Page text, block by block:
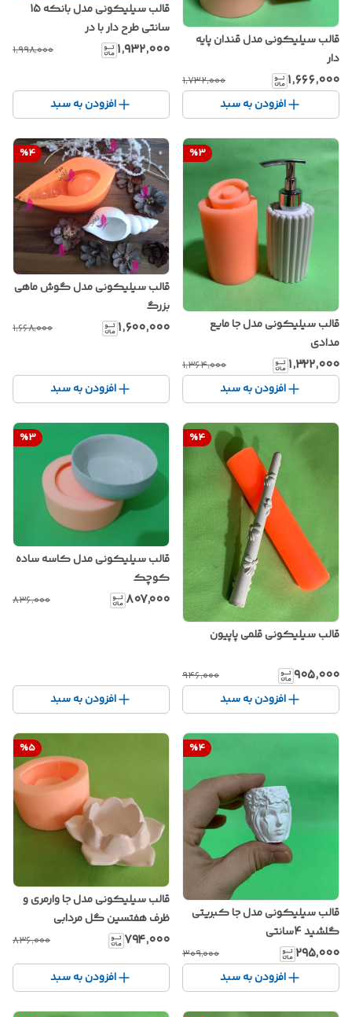
قالب سیلیکونی مدل قندان پایه
دار
۱٬۶۶۶٬۰۰۰ ۱٬۷۳۲٬۰۰۰
افزودن به سبد
قالب سیلیکونی مدل بانکه 15
سانتی طرح دار با در
۱٬۹۳۲٬۰۰۰ ۱٬۹۹۸٬۰۰۰
افزودن به سبد
%3
قالب سیلیکونی مدل جا مایع
مدادی
۱٬۳۲۲٬۰۰۰ ۱٬۳۶۴٬۰۰۰
افزودن به سبد
%4
قالب سیلیکونی مدل گوش ماهی
بزرگ
۱٬۶۰۰٬۰۰۰ ۱٬۶۶۸٬۰۰۰
افزودن به سبد
%4
قالب سیلیکونی قلمی پاپیون
۹۰۵٬۰۰۰ ۹۴۶٬۰۰۰
افزودن به سبد
%3
قالب سیلیکونی مدل کاسه ساده
کوچک
۸۰۷٬۰۰۰ ۸۳۶٬۰۰۰
افزودن به سبد
%4
قالب سیلیکونی مدل جا کبریتی
گلشید 4سانتی
۲۹۵٬۰۰۰ ۳۰۹٬۰۰۰
افزودن به سبد
%5
قالب سیلیکونی مدل جا وارمری و
ظرف هفتسین گل مردابی
۷۹۴٬۰۰۰ ۸۳۶٬۰۰۰
افزودن به سبد